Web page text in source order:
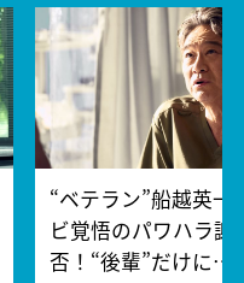
“ベテラン”船越英一
ビ覚悟のパワハラ謝
否！“後輩”だけに…